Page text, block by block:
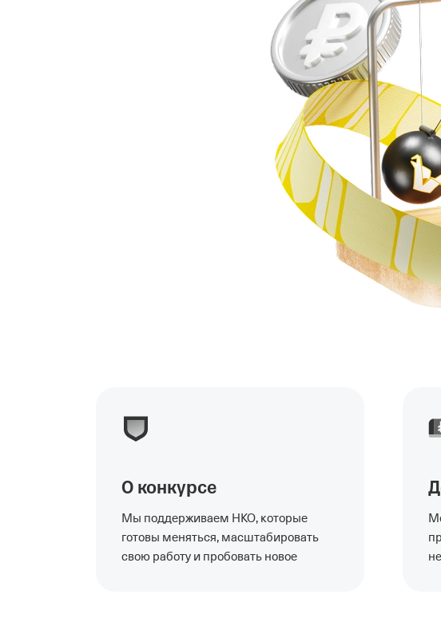
О конкурсе
Мы поддерживаем НКО, которые
готовы меняться, масштабировать
свою работу и пробовать новое